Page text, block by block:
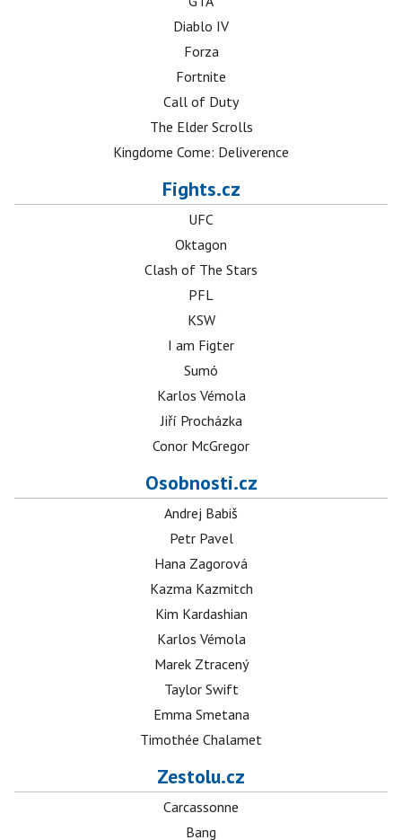
Diablo IV
Forza
Fortnite
Call of Duty
The Elder Scrolls
Kingdome Come: Deliverence
Fights.cz
UFC
Oktagon
Clash of The Stars
PFL
KSW
I am Figter
Sumó
Karlos Vémola
Jiří Procházka
Conor McGregor
Osobnosti.cz
Andrej Babiš
Petr Pavel
Hana Zagorová
Kazma Kazmitch
Kim Kardashian
Karlos Vémola
Marek Ztracený
Taylor Swift
Emma Smetana
Timothée Chalamet
Zestolu.cz
Carcassonne
Bang